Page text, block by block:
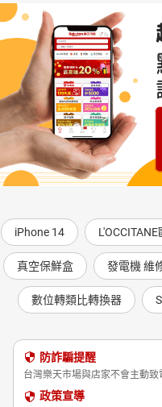
iPhone 14
真空保鮮盒 發電機 維
數位轉類比轉換器
防詐騙提醒
台灣樂天市場與店家不會主動
政策宣導